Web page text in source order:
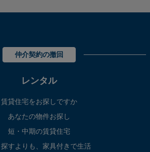
仲介契約の撤回
レンタル
賃貸住宅をお探しですか
あなたの物件お探し
短・中期の賃貸住宅
すよりも、家具付きで生活